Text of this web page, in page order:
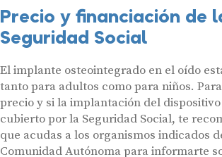
Precio y financiación de
Seguridad Social
El implante osteointegrado en el oído
tanto para adultos como para niños.
precio y si la implantación del
cubierto por la Seguridad Social, te
que acudas a los organismos indicados
Comunidad Autónoma para informarte
Audífonos
Gafas auditivas
Centros Auditivos